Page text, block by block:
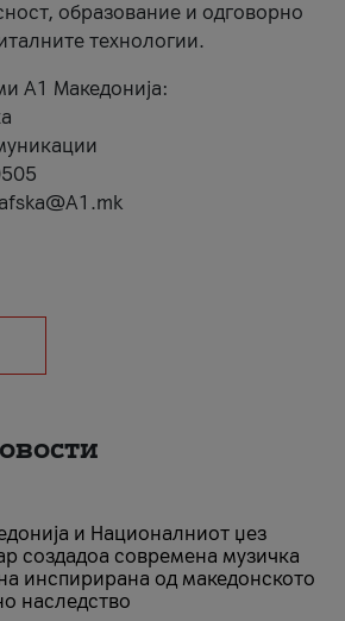
образование и одговорно
технологии.
А1 Македонија:
и Националниот џез
создадоа современа музичка
инспирирана од македонското
наследство